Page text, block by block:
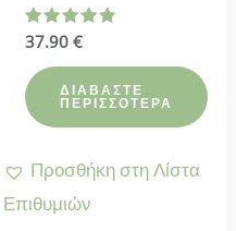
Βαθμολογήθηκε
με
4.83
από 5
37.90€
ΔΙΑΒΆΣΤΕ
ΠΕΡΙΣΣΌΤΕΡΑ
Προσθήκη στη Λίστα
Επιθυμιών